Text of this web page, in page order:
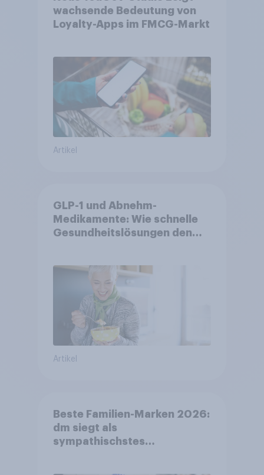
wachsende Bedeutung von
Loyalty-Apps im FMCG-Markt
Artikel
GLP-1 und Abnehm-
Medikamente: Wie schnelle
Gesundheitslösungen den
Artikel
Beste Familien-Marken 2026:
dm siegt als
sympathischstes